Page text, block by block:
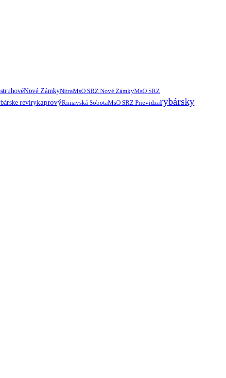
Nové ZámkyNitraMsO SRZ Nové ZámkyMsO SRZ
revírykaprovýRimavská SobotaMsO SRZ Prievidzarybársky